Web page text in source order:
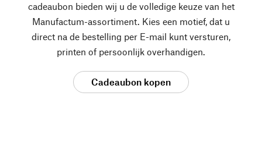
cadeaubon bieden wij u de volledige keuze van het
Manufactum-assortiment. Kies een motief, dat u
direct na de bestelling per E-mail kunt versturen,
printen of persoonlijk overhandigen.
Cadeaubon kopen